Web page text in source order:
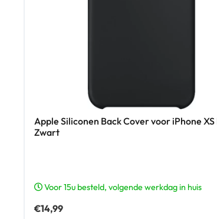
Apple Siliconen Back Cover voor iPhone XS
Zwart
Voor 15u besteld, volgende werkdag in huis
€14,99